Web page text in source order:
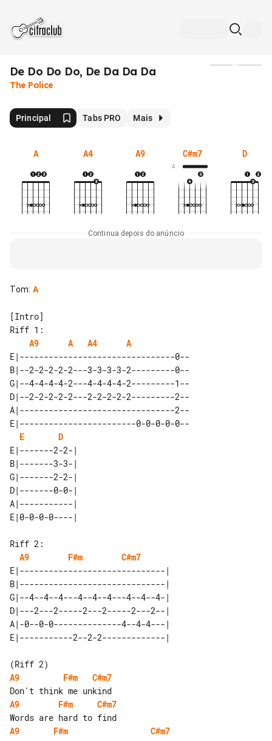
De Do Do Do, De Da Da Da
The Police
Principal Tabs PRO Mais
A A4 A9 C#m7
4
D
Continua depois do anúncio
Tom: A
Riff 1:
A9
A A4
A
E|--------------------------------0--
B|--2-2-2-2-2---3-3-3-3-2---------0--
G|--4-4-4-4-2---4-4-4-4-2---------1--
D|--2-2-2-2-2---2-2-2-2-2---------2--
A|--------------------------------2--
E|------------------------0-0-0-0-0--
E
D
E|-------2-2-|
B|-------3-3-|
G|-------2-2-|
D|-------0-0-|
A|-----------|
Riff 2:
A9
F#m
C#m7
E|------------------------------|
B|------------------------------|
G|--4--4--4---4--4--4---4--4--4-|
D|---2---2-----2---2-----2---2--|
A|-0--0-0--------------4--4-4---|
A9
F#m
C#m7
A9
F#m
C#m7
A9
F#m
C#m7